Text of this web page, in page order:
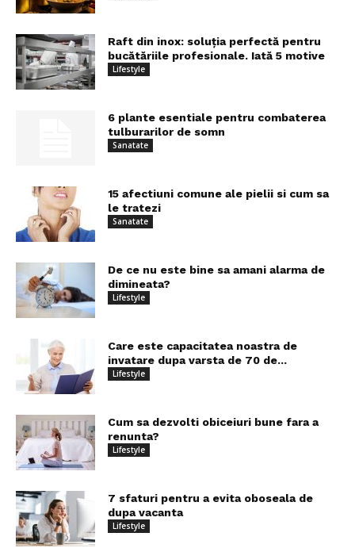
Raft din inox: soluția perfectă pentru
bucătăriile profesionale. Iată 5 motive
Lifestyle
6 plante esentiale pentru combaterea
tulburarilor de somn
Sanatate
15 afectiuni comune ale pielii si cum sa
le tratezi
Sanatate
De ce nu este bine sa amani alarma de
dimineata?
Lifestyle
Care este capacitatea noastra de
invatare dupa varsta de 70 de...
Lifestyle
Cum sa dezvolti obiceiuri bune fara a
renunta?
Lifestyle
7 sfaturi pentru a evita oboseala de
dupa vacanta
Lifestyle